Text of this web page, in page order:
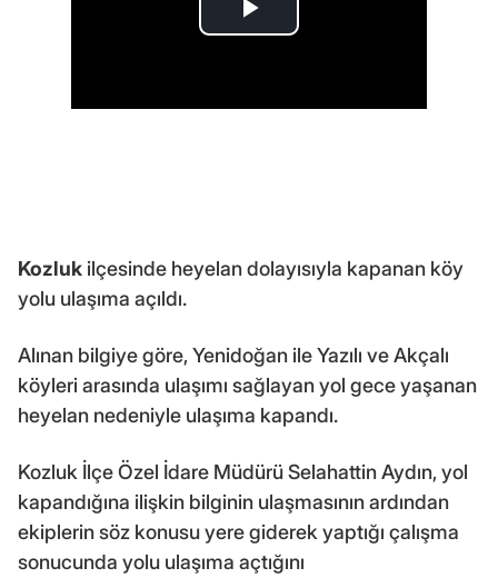
Kozluk ilçesinde heyelan dolayısıyla kapanan köy
yolu ulaşıma açıldı.
Alınan bilgiye göre, Yenidoğan ile Yazılı ve Akçalı
köyleri arasında ulaşımı sağlayan yol gece yaşanan
heyelan nedeniyle ulaşıma kapandı.
Kozluk İlçe Özel İdare Müdürü Selahattin Aydın, yol
kapandığına ilişkin bilginin ulaşmasının ardından
ekiplerin söz konusu yere giderek yaptığı çalışma
sonucunda yolu ulaşıma açtığını